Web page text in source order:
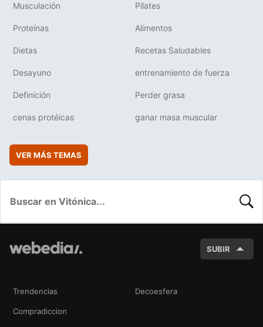
Musculación Pilates
Proteínas Alimentos
Dietas Recetas Saludables
Desayuno entrenamiento de fuerza
Definición Perder grasa
cenas protéicas ganar masa muscular
VER MÁS TEMAS
SUBIR
Trendencias Decoesfera
Compradiccion